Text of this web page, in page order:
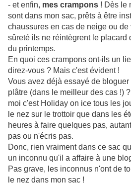
- et enfin, mes crampons ! Dès le
sont dans mon sac, prêts à être
chaussures en cas de neige ou
sûreté ils ne réintègrent le placard
du printemps.
En quoi ces crampons ont-ils un
direz-vous ? Mais c'est évident !
Vous avez déjà essayé de
plâtre (dans le meilleur des cas !)
moi c'est Holiday on ice tous les
le nez sur le trottoir que dans les
heures à faire quelques pas,
pas ou n'écris pas.
Donc, rien vraiment dans ce sac
un inconnu qu'il a affaire à une
Pas grave, les inconnus n'ont de
le nez dans mon sac !